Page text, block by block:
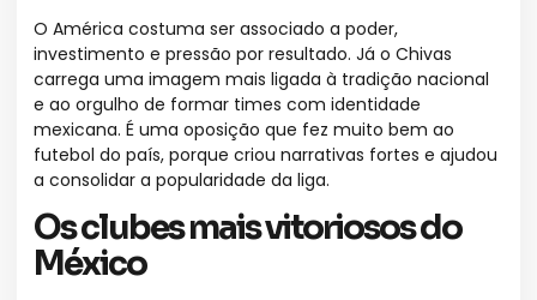
O América costuma ser associado a poder,
investimento e pressão por resultado. Já o Chivas
carrega uma imagem mais ligada à tradição nacional
e ao orgulho de formar times com identidade
mexicana. É uma oposição que fez muito bem ao
futebol do país, porque criou narrativas fortes e ajudou
a consolidar a popularidade da liga.
Os clubes mais vitoriosos do
México